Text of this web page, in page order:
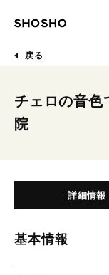
戻る
チェロの音色
院
詳細情報
基本情報